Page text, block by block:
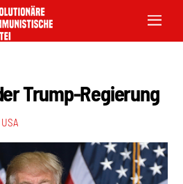
Trump-Regierung
USA